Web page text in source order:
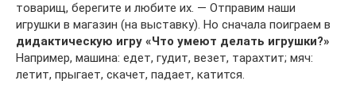
товарищ, берегите и любите их. — Отправим наши
игрушки в магазин (на выставку). Но сначала поиграем в
дидактическую игру «Что умеют делать игрушки?»
Например, машина: едет, гудит, везет, тарахтит; мяч:
летит, прыгает, скачет, падает, катится.